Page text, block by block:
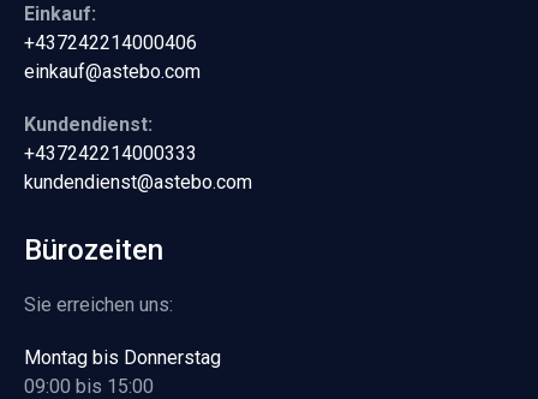
Einkauf:
+437242214000406
einkauf@astebo.com
Kundendienst:
+437242214000333
kundendienst@astebo.com
Bürozeiten
Sie erreichen uns:
Montag bis Donnerstag
09:00 bis 15:00